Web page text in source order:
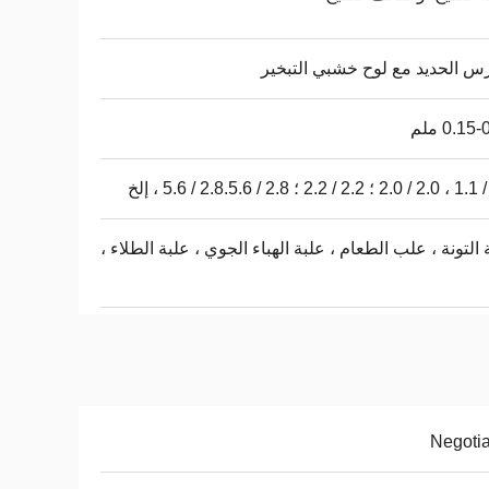
الحديد مع لوح خشبي التبخير
ملم
التونة ، علب الطعام ، علبة الهباء الجوي ، علبة الطلاء ،